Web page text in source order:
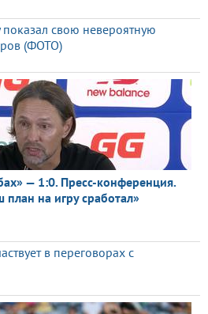
свою невероятную
(ФОТО)
— 1:0. Пресс-конференция.
на игру сработал»
в переговорах с